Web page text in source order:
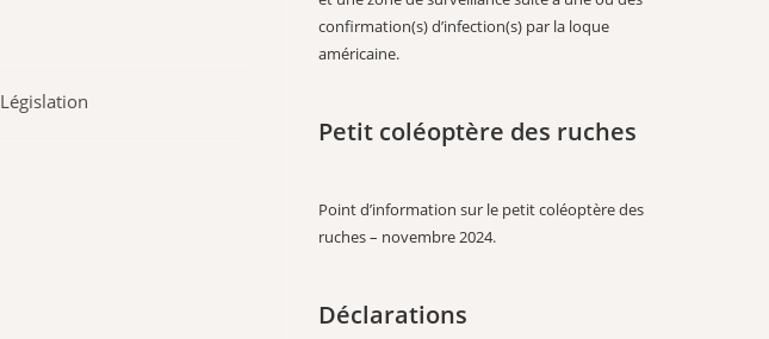
Législation
confirmation(s) d’infection(s) par la loque
américaine.
Petit coléoptère des ruches
Point d’information sur le petit coléoptère des
ruches – novembre 2024.
Déclarations